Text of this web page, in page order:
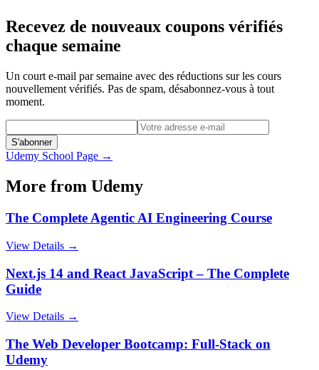
Recevez de nouveaux coupons vérifiés
chaque semaine
Un court e-mail par semaine avec des réductions sur les cours
nouvellement vérifiés. Pas de spam, désabonnez-vous à tout
moment.
S'abonner
Udemy School Page →
More from Udemy
The Complete Agentic AI Engineering Course
View Details →
Next.js 14 and React JavaScript – The Complete
Guide
View Details →
The Web Developer Bootcamp: Full-Stack on
Udemy